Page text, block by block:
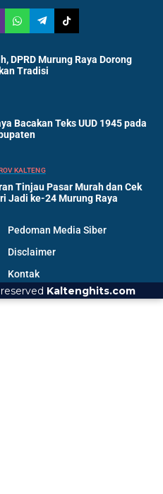
DPRD Murung Raya Dorong
Tradisi
Bacakan Teks UUD 1945 pada
KALTENG
Tinjau Pasar Murah dan Cek
Jadi ke-24 Murung Raya
Pedoman Media Siber
Disclaimer
Kontak
Kaltenghits.com